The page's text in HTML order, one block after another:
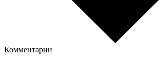
Комментарии